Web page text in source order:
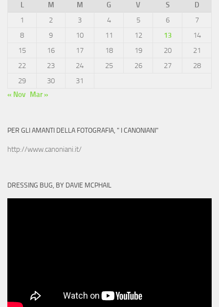
L
M M G V S
D
1
2 3 4 5 6
7
8
9 10 11 12 13
14
15
16 17 18 19 20
21
22
23 24 25 26 27
28
29
30
31
« Nov Mar »
PER GLI AMANTI DELLA FOTOGRAFIA, " I CANONIANI"
http://www.canoniani.it/
DRESSING BUG, BY DAVIE MCPHAIL